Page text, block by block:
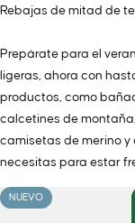
Rebajas de mitad de
Prepárate para el
ligeras, ahora con
productos, como
calcetines de
camisetas de merino
necesitas para estar
NUEVO